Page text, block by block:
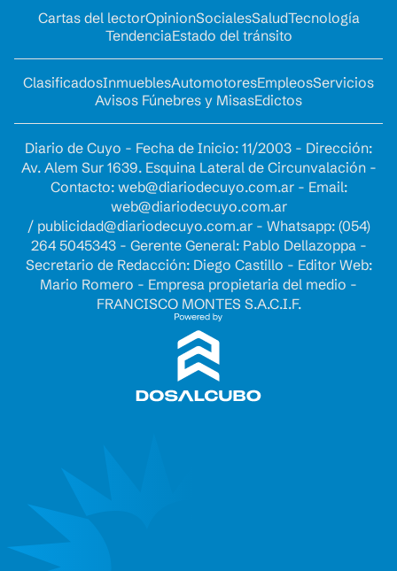
Cartas del lectorOpinionSocialesSaludTecnología
TendenciaEstado del tránsito
ClasificadosInmueblesAutomotoresEmpleosServicios
Avisos Fúnebres y MisasEdictos
Diario de Cuyo - Fecha de Inicio: 11/2003 - Dirección:
Av. Alem Sur 1639. Esquina Lateral de Circunvalación -
Contacto: web@diariodecuyo.com.ar- Email:
web@diariodecuyo.com.ar
/ publicidad@diariodecuyo.com.ar- Whatsapp: (054)
264 5045343 - Gerente General: Pablo Dellazoppa -
Secretario de Redacción: Diego Castillo - Editor Web:
Mario Romero - Empresa propietaria del medio -
FRANCISCO MONTES S.A.C.I.F.